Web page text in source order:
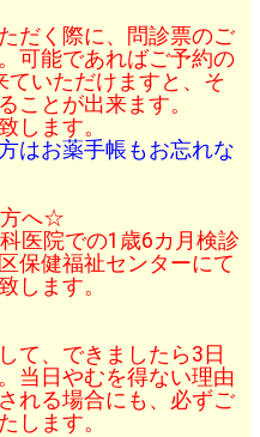
だく際に、問診票のご
可能であればご予約の
ていただけますと、そ
ことが出来ます。
します。
はお薬手帳もお忘れな
方へ☆
医院での1歳6カ月検診
保健福祉センターにて
します。
て、できましたら3日
当日やむを得ない理由
れる場合にも、必ずご
します。